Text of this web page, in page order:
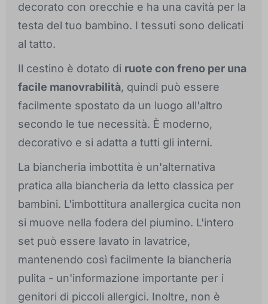
decorato con orecchie e ha una cavità per la
testa del tuo bambino. I tessuti sono delicati
al tatto.
Il cestino è dotato di ruote con freno per una
facile manovrabilità, quindi può essere
facilmente spostato da un luogo all'altro
secondo le tue necessità. È moderno,
decorativo e si adatta a tutti gli interni.
La biancheria imbottita è un'alternativa
pratica alla biancheria da letto classica per
bambini. L'imbottitura anallergica cucita non
si muove nella fodera del piumino. L'intero
set può essere lavato in lavatrice,
mantenendo così facilmente la biancheria
pulita - un'informazione importante per i
genitori di piccoli allergici. Inoltre, non è